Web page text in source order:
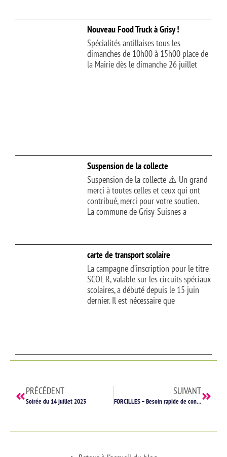
Nouveau Food Truck à Grisy !
Spécialités antillaises tous les
dimanches de 10h00 à 15h00 place de
la Mairie dès le dimanche 26 juillet
Suspension de la collecte
Suspension de la collecte ⚠️ Un grand
merci à toutes celles et ceux qui ont
contribué, merci pour votre soutien.
La commune de Grisy-Suisnes a
carte de transport scolaire
La campagne d’inscription pour le titre
SCOL R, valable sur les circuits spéciaux
scolaires, a débuté depuis le 15 juin
dernier. Il est nécessaire que
PRÉCÉDENT
Soirée du 14 juillet 2023
SUIVANT
FORCILLES – Besoin rapide de consultation en médecine générale